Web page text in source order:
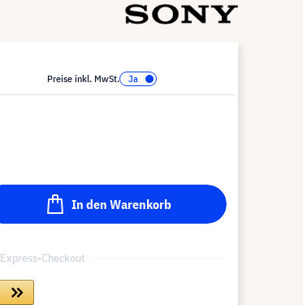
Preise inkl. MwSt.
In den Warenkorb
Express-Checkout